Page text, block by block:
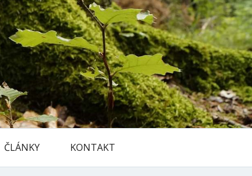
ČLÁNKY KONTAKT